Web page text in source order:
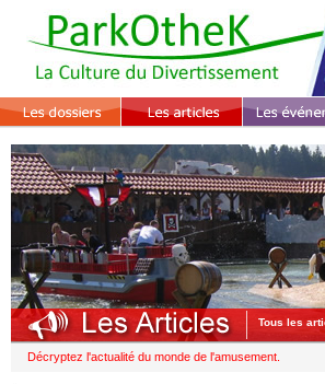
Tous les
Décryptez l'actualité du monde de l'amusement.